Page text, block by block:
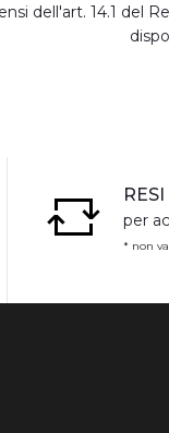
dell'art. 14.1 del
per
* non